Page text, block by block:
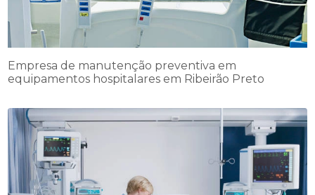
Empresa de manutenção preventiva em
equipamentos hospitalares em Ribeirão Preto